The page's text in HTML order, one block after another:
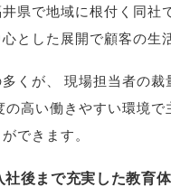
県で地域に根付く同社
とした展開で顧客の生
くが、
現場担当者の裁
の高い働きやすい環境
できます。
社後まで充実した教育